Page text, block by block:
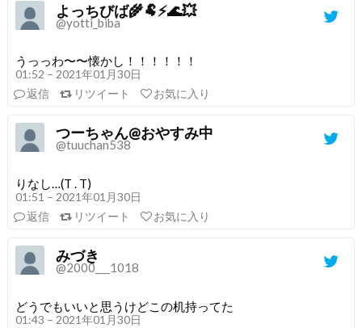
よっちびば🌾🐏⚡🌊️💥
@yotti_biba
うっっわ〜〜懐かし！！！！！！
01:52 – 2021年01月30日
返信
リツイート お気に入り
つーちゃん@おやすみ中
@tuuchan538
りなし…(T . T)
01:51 – 2021年01月30日
返信
リツイート お気に入り
みづき
@2000___1018
どうでもいいと思うけどこの机持ってた
01:43 – 2021年01月30日